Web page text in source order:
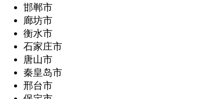
邯郸市
廊坊市
衡水市
石家庄市
唐山市
秦皇岛市
邢台市